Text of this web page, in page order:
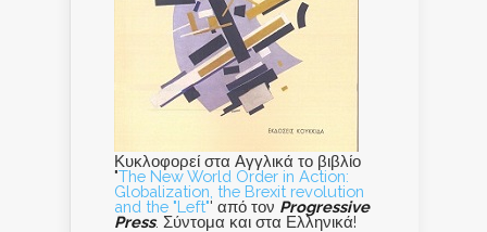
Κυκλοφορεί στα Αγγλικά το βιβλίο
"The New World Order in Action:
Globalization, the Brexit revolution
and the "Left"' από τον Progressive
Press. Σύντομα και στα Ελληνικά!